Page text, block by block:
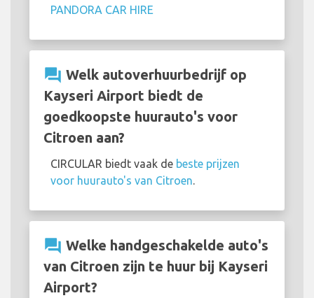
PANDORA CAR HIRE
question_answer Welk autoverhuurbedrijf op
Kayseri Airport biedt de
goedkoopste huurauto's voor
Citroen aan?
CIRCULAR biedt vaak de beste prijzen
voor huurauto's van Citroen
question_answer Welke handgeschakelde auto's
van Citroen zijn te huur bij Kayseri
Airport?